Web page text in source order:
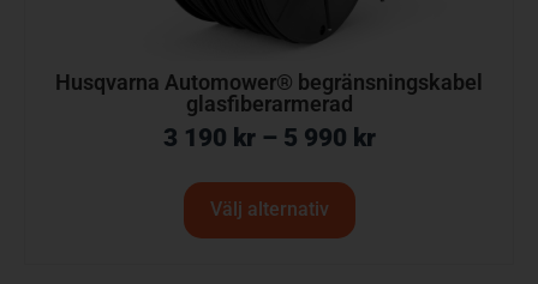
Husqvarna Automower® begränsningskabel
glasfiberarmerad
3 190 kr – 5 990 kr
Välj alternativ